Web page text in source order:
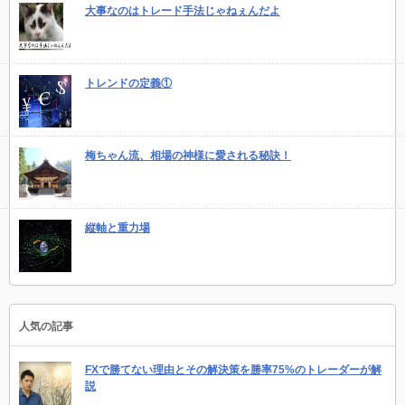
大事なのはトレード手法じゃねぇんだよ
トレンドの定義①
梅ちゃん流、相場の神様に愛される秘訣！
縦軸と重力場
人気の記事
FXで勝てない理由とその解決策を勝率75%のトレーダーが解
説